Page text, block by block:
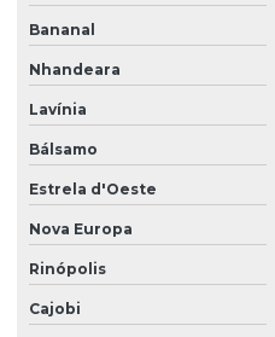
Bananal
Nhandeara
Lavínia
Bálsamo
Estrela d'Oeste
Nova Europa
Rinópolis
Cajobi